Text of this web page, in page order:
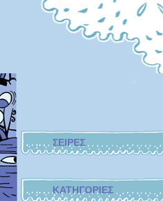
ΣΕΙΡΕΣ
ΚΑΤΗΓΟΡΙΕΣ